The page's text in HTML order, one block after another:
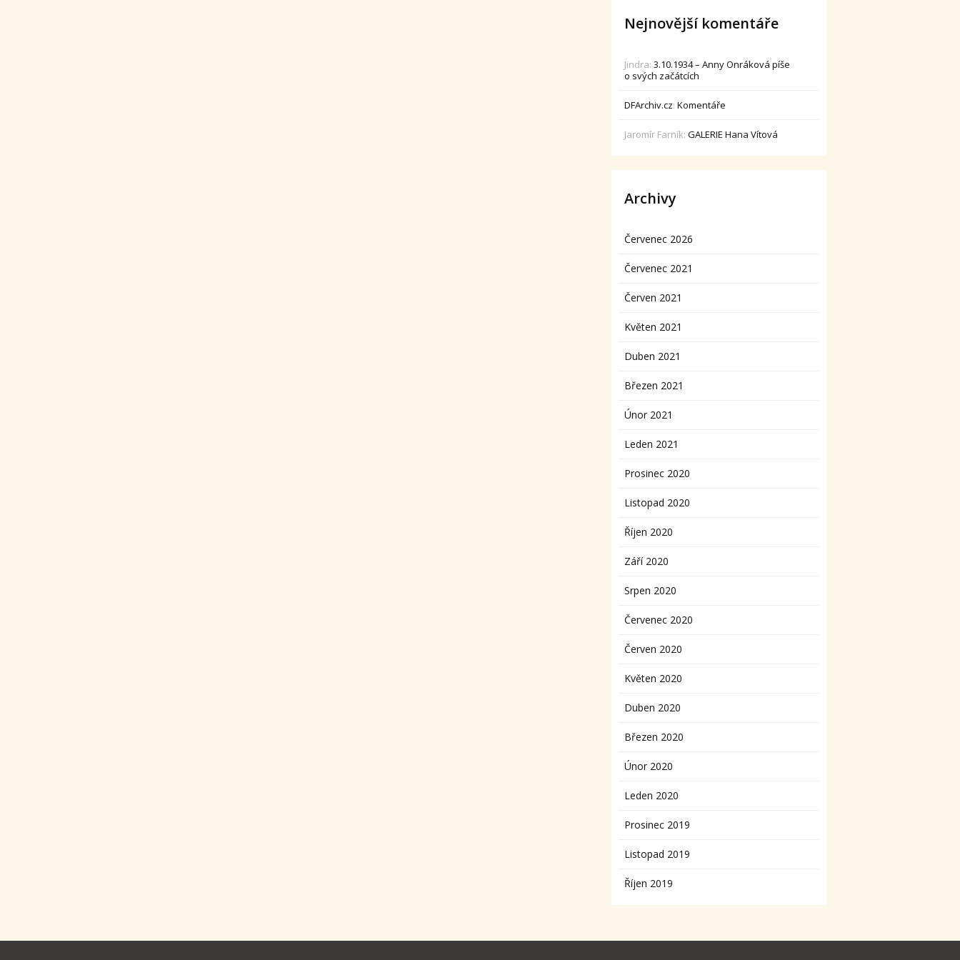
Nejnovější komentáře
Jindra:3.10.1934 – Anny Onráková píše
o svých začátcích
DFArchiv.cz:Komentáře
Jaromír Farník:GALERIE Hana Vítová
Archivy
Červenec 2026
Červenec 2021
Červen 2021
Květen 2021
Duben 2021
Březen 2021
Únor 2021
Leden 2021
Prosinec 2020
Listopad 2020
Říjen 2020
Září 2020
Srpen 2020
Červenec 2020
Červen 2020
Květen 2020
Duben 2020
Březen 2020
Únor 2020
Leden 2020
Prosinec 2019
Listopad 2019
Říjen 2019